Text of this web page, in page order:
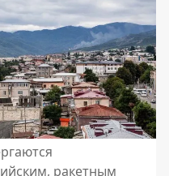
ракетным